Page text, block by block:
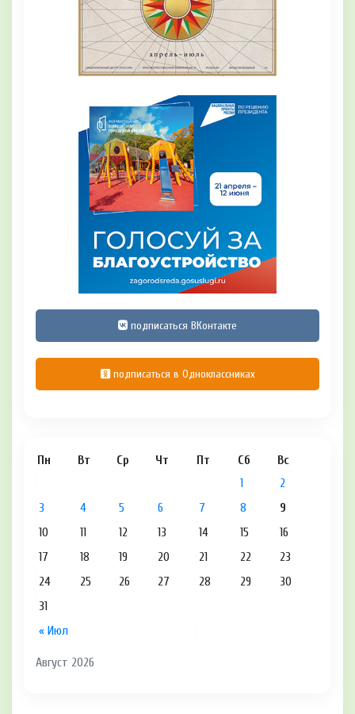
подписаться ВКонтакте
подписаться в Одноклассниках
Август 2026
Пн Вт Ср Чт Пт Сб Вс
« Июл
1
2
3
4 5 6 7 8
9
10
11 12 13 14 15
16
17
18 19 20 21 22
23
24
25 26 27 28 29
30
31